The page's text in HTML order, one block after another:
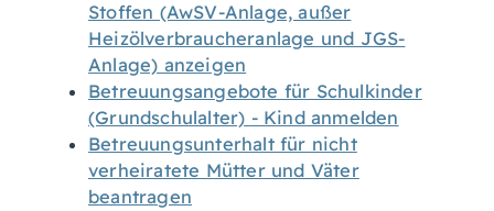
Stoffen (AwSV-Anlage, außer
Heizölverbraucheranlage und JGS-
Anlage) anzeigen
Betreuungsangebote für Schulkinder
(Grundschulalter) - Kind anmelden
Betreuungsunterhalt für nicht
verheiratete Mütter und Väter
beantragen